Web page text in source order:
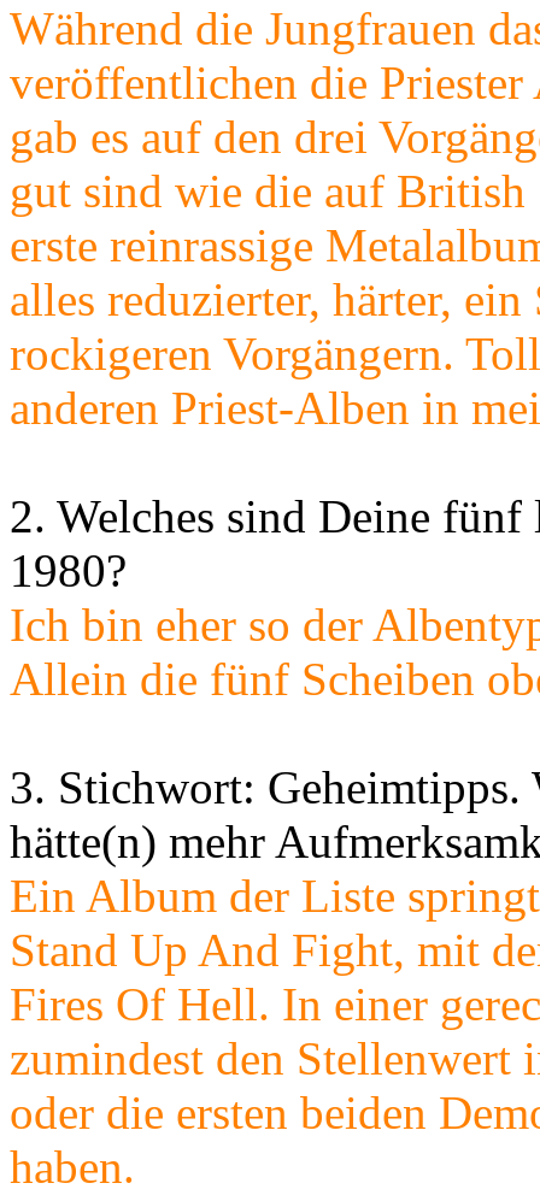
Während die Jungfrauen
veröffentlichen die
gab es auf den drei
gut sind wie die auf British
erste reinrassige
alles reduzierter, härter,
rockigeren Vorgängern.
anderen Priest-Alben in
2. Welches sind Deine fünf
1980?
Ich bin eher so der
Allein die fünf Scheiben
3. Stichwort: Geheimtipps.
hätte(n) mehr
Ein Album der Liste
Stand Up And Fight, mit
Fires Of Hell. In einer
zumindest den Stellenwert
oder die ersten beiden
haben.